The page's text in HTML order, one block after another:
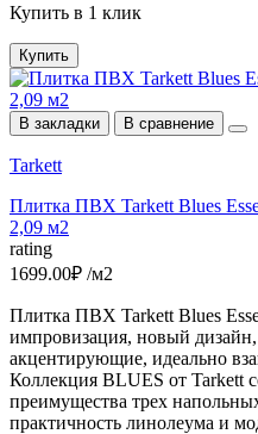
Купить в 1 клик
Купить
В закладки В сравнение
Tarkett
Плитка ПВХ Tarkett Blues
2,09 м2
rating
1699.00₽ /м2
Плитка ПВХ Tarkett Blues
импровизация, новый
акцентирующие, идеально
Коллекция BLUES от Tarkett
преимущества трех
практичность линолеума и